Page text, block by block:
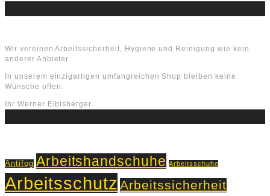
Wir vereinen Arbeitssicherheit, Hygiene und Reinigung wie kein
anderer Anbieter.
In unserem einzigartigen umfangreichen Shop bleiben keine
Wünsche offen.
Ihr Werner Eibisberger
Antifog Arbeitshandschuhe Arbeitsschuhe
Arbeitsschutz Arbeitssicherheit